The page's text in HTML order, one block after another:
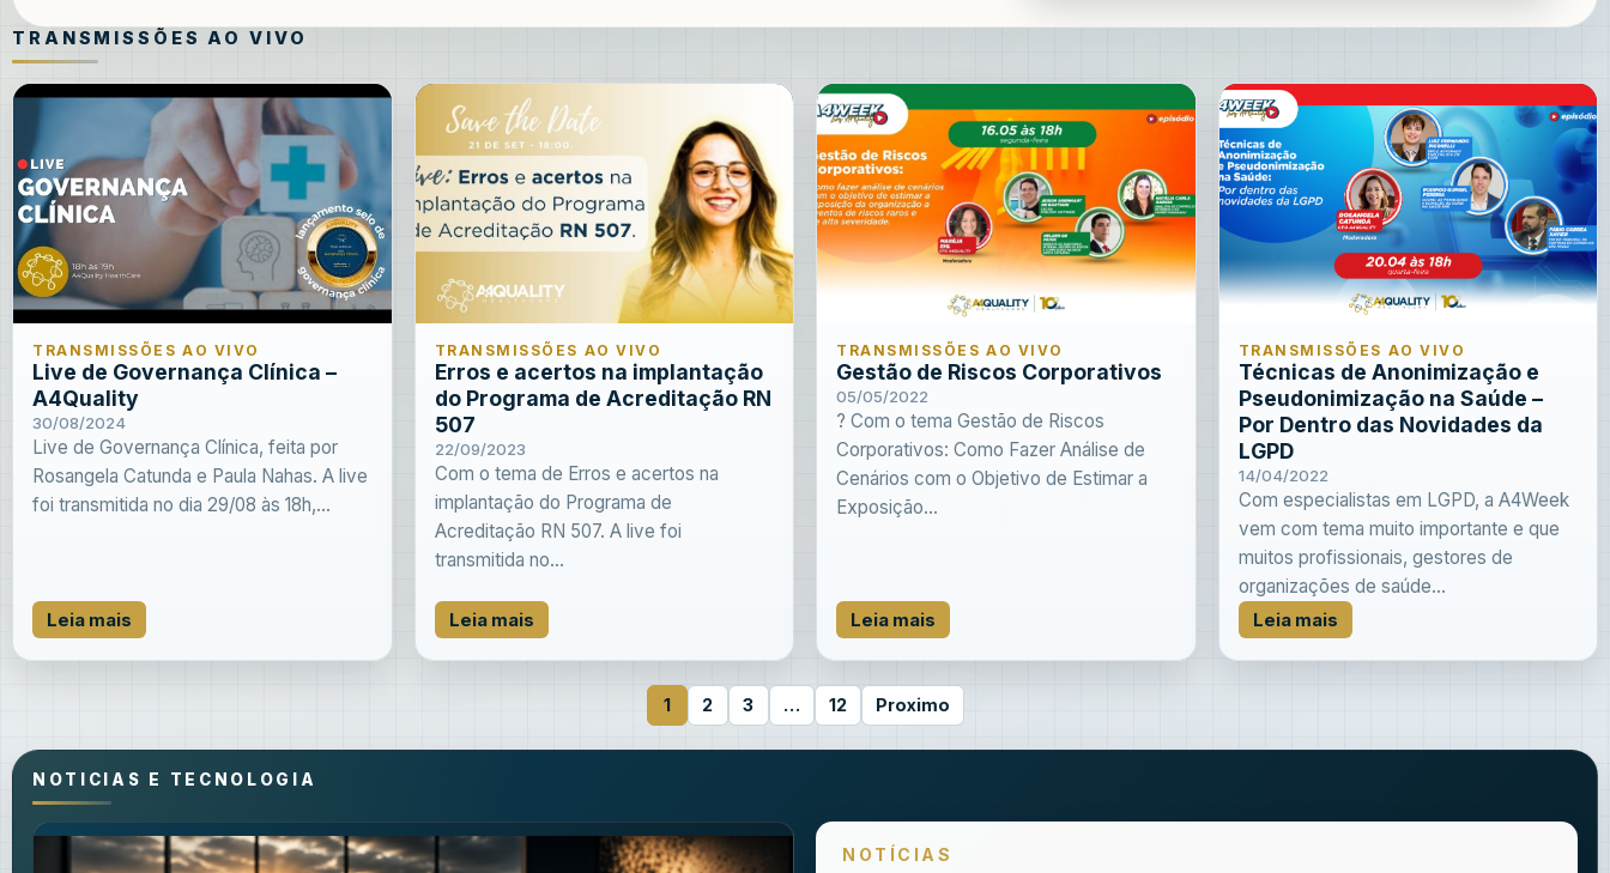
TRANSMISSÕES AO VIVO
TRANSMISSÕES AO VIVO
Live de Governança Clínica –
A4Quality
30/08/2024
Live de Governança Clínica, feita por
Rosangela Catunda e Paula Nahas. A live
foi transmitida no dia 29/08 às 18h,...
Leia mais
TRANSMISSÕES AO VIVO
Erros e acertos na implantação
do Programa de Acreditação RN
507
22/09/2023
Com o tema de Erros e acertos na
implantação do Programa de
Acreditação RN 507. A live foi
transmitida no...
Leia mais
TRANSMISSÕES AO VIVO
Gestão de Riscos Corporativos
05/05/2022
? Com o tema Gestão de Riscos
Corporativos: Como Fazer Análise de
Cenários com o Objetivo de Estimar a
Exposição...
Leia mais
TRANSMISSÕES AO VIVO
Técnicas de Anonimização e
Pseudonimização na Saúde –
Por Dentro das Novidades da
LGPD
14/04/2022
Com especialistas em LGPD, a A4Week
vem com tema muito importante e que
muitos profissionais, gestores de
organizações de saúde...
Leia mais
1 2 3 … 12 Proximo
NOTICIAS E TECNOLOGIA
NOTÍCIAS